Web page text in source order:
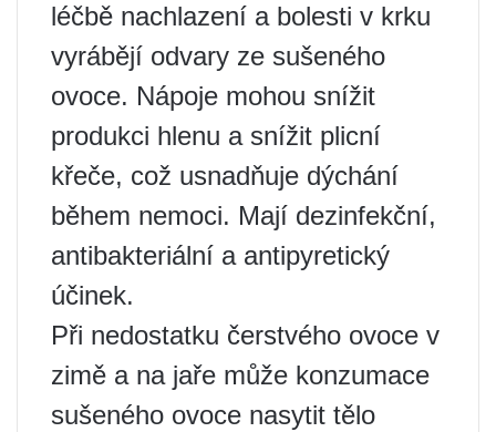
léčbě nachlazení a bolesti v krku
vyrábějí odvary ze sušeného
ovoce. Nápoje mohou snížit
produkci hlenu a snížit plicní
křeče, což usnadňuje dýchání
během nemoci. Mají dezinfekční,
antibakteriální a antipyretický
účinek.
Při nedostatku čerstvého ovoce v
zimě a na jaře může konzumace
sušeného ovoce nasytit tělo